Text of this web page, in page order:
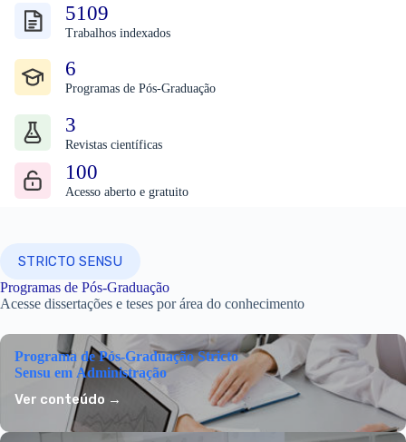
5109
Trabalhos indexados
6
Programas de Pós-Graduação
3
Revistas científicas
100
Acesso aberto e gratuito
STRICTO SENSU
Programas de Pós-Graduação
Acesse dissertações e teses por área do conhecimento
Programa de Pós-Graduação Stricto
Sensu em Administração
Ver conteúdo →